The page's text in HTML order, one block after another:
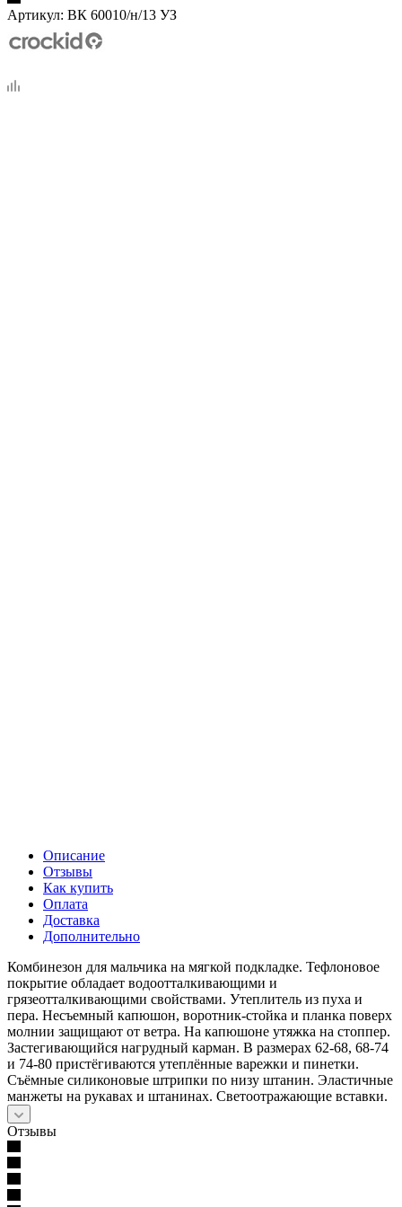
Артикул: ВК 60010/н/13 УЗ
Описание
Отзывы
Как купить
Оплата
Доставка
Дополнительно
Комбинезон для мальчика на мягкой подкладке. Тефлоновое
покрытие обладает водоотталкивающими и
грязеотталкивающими свойствами. Утеплитель из пуха и
пера. Несъемный капюшон, воротник-стойка и планка поверх
молнии защищают от ветра. На капюшоне утяжка на стоппер.
Застегивающийся нагрудный карман. В размерах 62-68, 68-74
и 74-80 пристёгиваются утеплённые варежки и пинетки.
Съёмные силиконовые штрипки по низу штанин. Эластичные
манжеты на рукавах и штанинах. Светоотражающие вставки.
Отзывы